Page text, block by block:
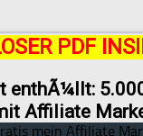
PDF
enthÃ¼llt:
Affiliate
mein Affiliate